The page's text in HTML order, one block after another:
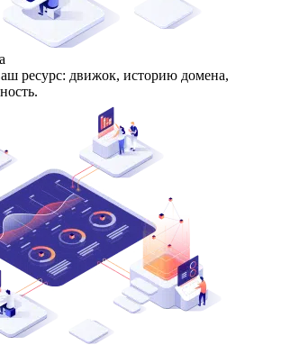
ресурс: движок, историю домена,